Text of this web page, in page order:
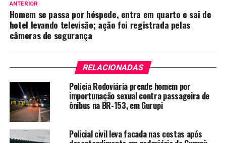
ANTERIOR
Homem se passa por hóspede, entra em quarto e sai de
hotel levando televisão; ação foi registrada pelas
câmeras de segurança
RELACIONADAS
Polícia Rodoviária prende homem por
importunação sexual contra passageira de
ônibus na BR-153, em Gurupi
Policial civil leva facada nas costas após